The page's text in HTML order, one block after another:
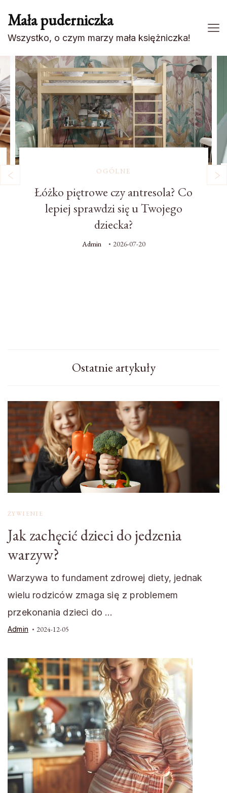
Mała puderniczka
Wszystko, o czym marzy mała księżniczka!
OGÓLNE
Łóżko piętrowe czy antresola? Co
lepiej sprawdzi się u Twojego
dziecka?
Admin 2026-07-20
Ostatnie artykuły
ŻYWIENIE
Jak zachęcić dzieci do jedzenia
warzyw?
Warzywa to fundament zdrowej diety, jednak
wielu rodziców zmaga się z problemem
przekonania dzieci do …
Admin 2024-12-05